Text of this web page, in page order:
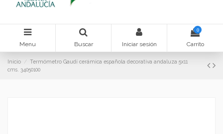
Menu Buscar Iniciar sesión
0
Carrito
Inicio
Termómetro Gaudí cerámica española decorativa andaluza 5x11
cms. 34050100